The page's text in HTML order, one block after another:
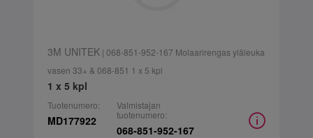
3M UNITEK| 068-851-952-167 Molaarirengas yläleuka
vasen 33+ & 068-851 1 x 5 kpl
1 x 5 kpl
Tuotenumero:
MD177922
Valmistajan
tuotenumero:
068-851-952-167